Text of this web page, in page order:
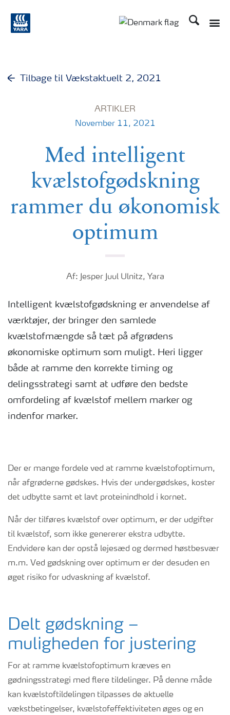
Søg
Tilbage til Vækstaktuelt 2, 2021
ARTIKLER
November 11, 2021
Med intelligent
kvælstofgødskning
rammer du økonomisk
optimum
Af: Jesper Juul Ulnitz, Yara
Intelligent kvælstofgødskning er anvendelse af
værktøjer, der bringer den samlede
kvælstofmængde så tæt på afgrødens
økonomiske optimum som muligt. Heri ligger
både at ramme den korrekte timing og
delingsstrategi samt at udføre den bedste
omfordeling af kvælstof mellem marker og
indenfor marker.
Der er mange fordele ved at ramme kvælstofoptimum,
når afgrøderne gødskes. Hvis der undergødskes, koster
det udbytte samt et lavt proteinindhold i kornet.
Når der tilføres kvælstof over optimum, er der udgifter
til kvælstof, som ikke genererer ekstra udbytte.
Endvidere kan der opstå lejesæd og dermed høstbesvær
m.m. Ved gødskning over optimum er der desuden en
øget risiko for udvaskning af kvælstof.
Delt gødskning –
muligheden for justering
For at ramme kvælstofoptimum kræves en
gødningsstrategi med flere tildelinger. På denne måde
kan kvælstoftildelingen tilpasses de aktuelle
vækstbetingelser, kvælstofeffektiviteten øges og en